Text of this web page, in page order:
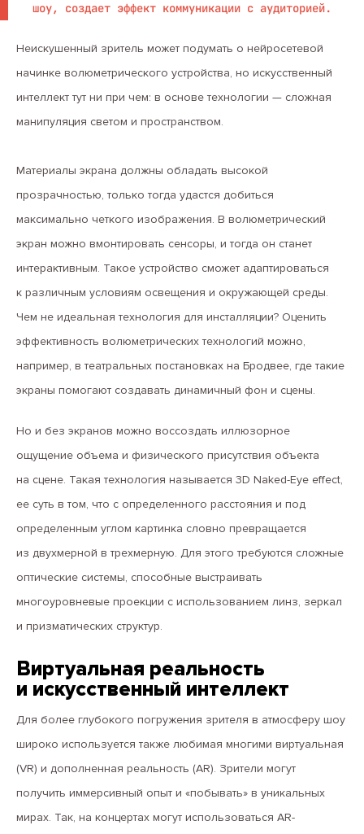
шоу, создает эффект коммуникации с аудиторией.
Неискушенный зритель может подумать о нейросетевой
начинке волюметрического устройства, но искусственный
интеллект тут ни при чем: в основе технологии — сложная
манипуляция светом и пространством.
Материалы экрана должны обладать высокой
прозрачностью, только тогда удастся добиться
максимально четкого изображения. В волюметрический
экран можно вмонтировать сенсоры, и тогда он станет
интерактивным. Такое устройство сможет адаптироваться
к различным условиям освещения и окружающей среды.
Чем не идеальная технология для инсталляции? Оценить
эффективность волюметрических технологий можно,
например, в театральных постановках на Бродвее, где такие
экраны помогают создавать динамичный фон и сцены.
Но и без экранов можно воссоздать иллюзорное
ощущение объема и физического присутствия объекта
на сцене. Такая технология называется 3D Naked-Eye effect,
ее суть в том, что с определенного расстояния и под
определенным углом картинка словно превращается
из двухмерной в трехмерную. Для этого требуются сложные
оптические системы, способные выстраивать
многоуровневые проекции с использованием линз, зеркал
и призматических структур.
Виртуальная реальность
и искусственный интеллект
Для более глубокого погружения зрителя в атмосферу шоу
широко используется также любимая многими виртуальная
(VR) и дополненная реальность (AR). Зрители могут
получить иммерсивный опыт и «побывать» в уникальных
мирах. Так, на концертах могут использоваться AR-